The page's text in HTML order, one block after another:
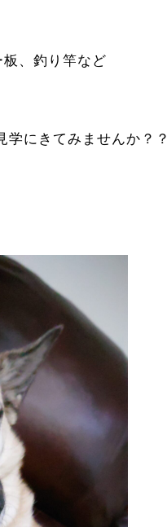
、釣り竿など
学にきてみませんか？？